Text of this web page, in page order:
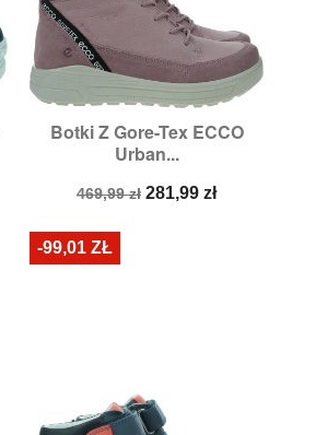
Botki Z Gore-Tex ECCO
Urban...
Cena
469,99 zł Cena
281,99 zł
 Szybki podgląd
Rozmiary:38,
-99,01 ZŁ